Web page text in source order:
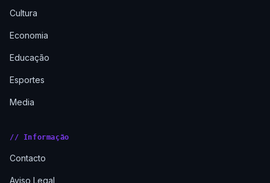
Cultura
Economia
Educação
Esportes
Media
// Informação
Contacto
Aviso Legal